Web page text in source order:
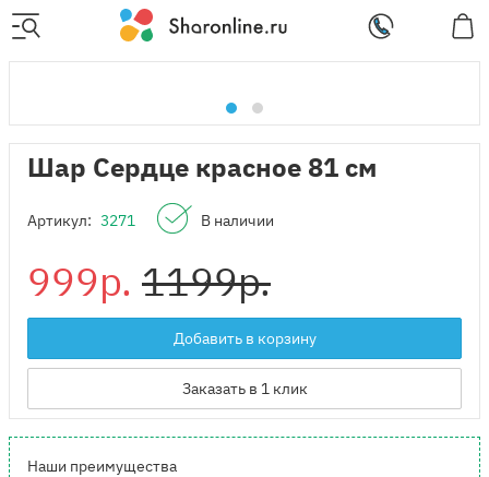
Шар Сердце красное 81 см
Артикул: 3271 В наличии
999р. 1199р.
Добавить в корзину
Заказать в 1 клик
Наши преимущества